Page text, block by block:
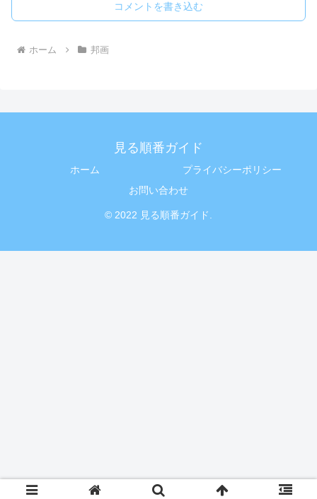
コメントを書き込む
ホーム 邦画
見る順番ガイド
ホーム
プライバシーポリシー
お問い合わせ
© 2022 見る順番ガイド.